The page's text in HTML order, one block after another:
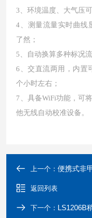
3、环境温度、大气压
4、测量流量实时曲线
了然；
5、自动换算多种标况流
6、交直流两用，内置
个小时左右；
7、具备WiFi功能，可
他无线自动校准设备。
上一个：便携式非
返回列表
下一个： LS1206B